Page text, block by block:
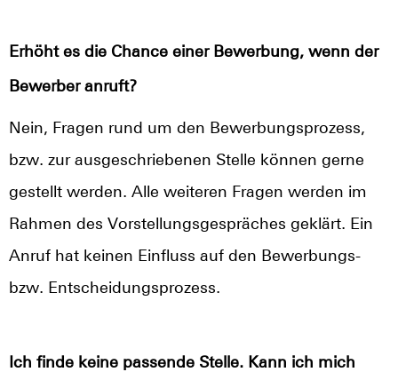
Erhöht es die Chance einer Bewerbung, wenn der
Bewerber anruft?
Nein, Fragen rund um den Bewerbungsprozess,
bzw. zur ausgeschriebenen Stelle können gerne
gestellt werden. Alle weiteren Fragen werden im
Rahmen des Vorstellungsgespräches geklärt. Ein
Anruf hat keinen Einfluss auf den Bewerbungs-
bzw. Entscheidungsprozess.
Ich finde keine passende Stelle. Kann ich mich